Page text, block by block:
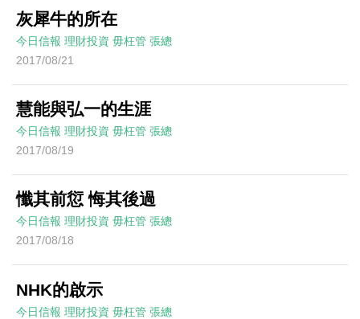
灰犀牛的所在
今日信報 理財投資 毋枉管 張總
2017/08/21
慧能與弘一的生涯
今日信報 理財投資 毋枉管 張總
2017/08/19
懺其前愆 悔其後過
今日信報 理財投資 毋枉管 張總
2017/08/18
NHK的啟示
今日信報 理財投資 毋枉管 張總